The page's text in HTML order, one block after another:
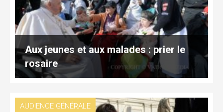
Aux jeunes et aux malades : prier le
rosaire
AUDIENCE GÉNÉRALE